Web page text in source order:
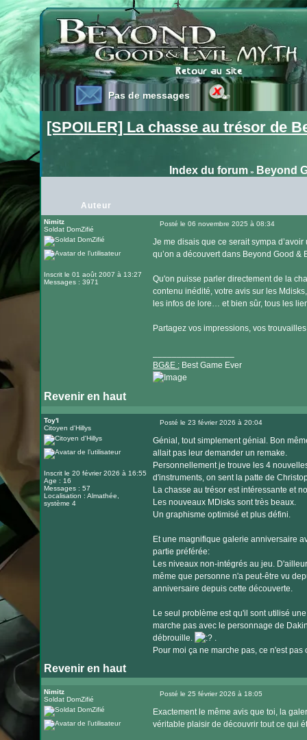
Pas de messages
Pas de messages
[SPOILER] La chasse au trésor de
Index du forum» Beyond
Auteur
Nimitz
Soldat DomZifié
Inscrit le 01 août 2007 à 13:27
Messages : 3971
Posté le 06 novembre 2025 à 08:34
Je me disais que ce serait sympa
qu’on a découvert dans Beyond Good &
Qu'on puisse parler directement de la
contenu inédité, votre avis sur les
les infos de lore… et bien sûr, tous les
Partagez vos impressions, vos
BG&E :Best Game Ever
Revenir en haut
le
internet
Toy'l
Citoyen d'Hillys
Inscrit le 20 février 2026 à 16:55
Age : 16
Messages : 57
Localisation : Almathée,
système 4
Posté le 23 février 2026 à 20:04
Génial, tout simplement génial. Bon
allait pas leur demander un remake.
Personnellement je trouve les 4
d'instruments, on sent la patte de
La chasse au trésor est intéressante et
Les nouveaux MDisks sont très beaux.
Un graphisme optimisé et plus défini.
Et une magnifique galerie anniversaire
partie préférée:
Les niveaux non-intégrés au jeu.
même que personne n'a peut-être vu
anniversaire depuis cette découverte.
Le seul problème est qu'il sont utilisé
marche pas avec le personnage de
débrouille.
.
Pour moi ça ne marche pas, ce n'est
Revenir en haut
Nimitz
Soldat DomZifié
Posté le 25 février 2026 à 18:05
Exactement le même avis que toi, la
véritable plaisir de découvrir tout ce qui